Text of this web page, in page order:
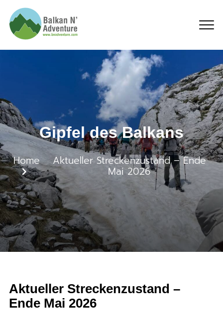
Gipfel des Balkans
Gipfel des Balkans
Home Aktueller Streckenzustand – Ende
Mai 2026
Aktueller Streckenzustand –
Ende Mai 2026